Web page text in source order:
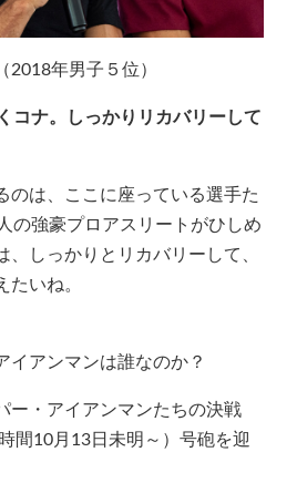
（2018年男子５位）
コナ。しっかりリカバリーして
のは、ここに座っている選手た
の強豪プロアスリートがひしめ
、しっかりとリカバリーして、
たいね。
イアンマンは誰なのか？
ー・アイアンマンたちの決戦
間10月13日未明～）号砲を迎